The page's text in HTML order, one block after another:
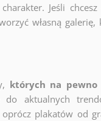
Jeśli chcesz
własną
których na pewno
do aktualnych
plakatów od